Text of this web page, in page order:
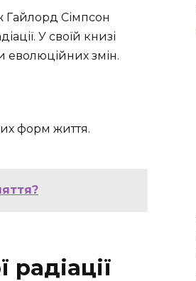
Сімпсон
У своїй книзі
еволюційних змін.
форм життя.